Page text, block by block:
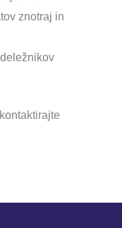
znotraj in